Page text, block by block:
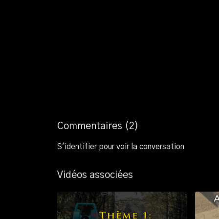
Commentaires ( 2)
S'identifierpour voir la conversation
Vidéos associées